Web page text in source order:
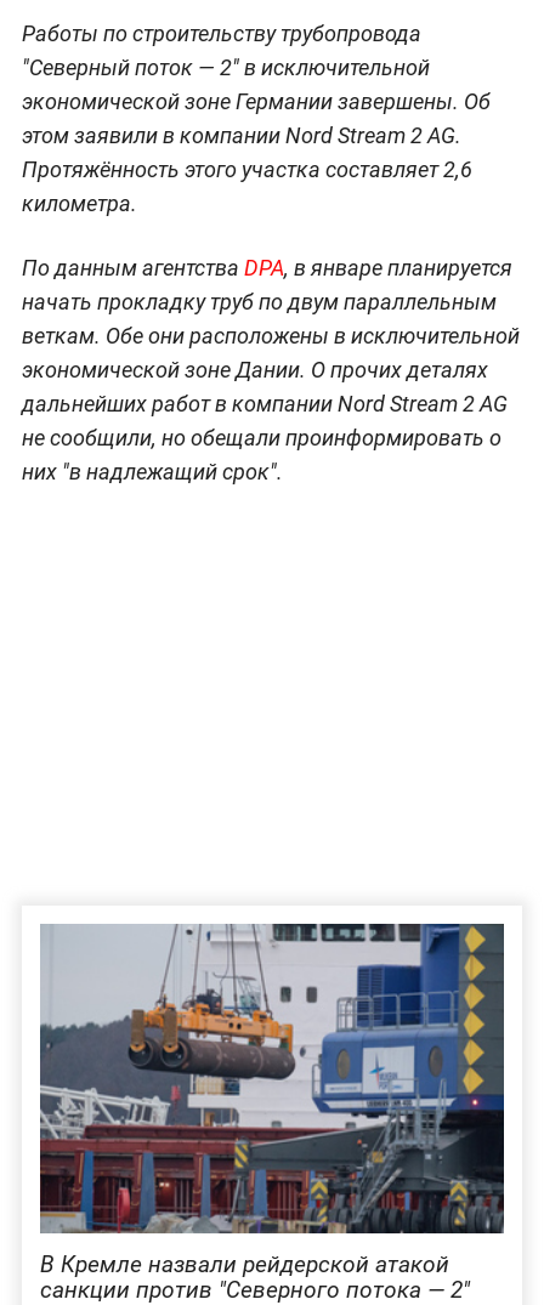
Работы по строительству трубопровода
"Северный поток — 2" в исключительной
экономической зоне Германии завершены. Об
этом заявили в компании Nord Stream 2 AG.
Протяжённость этого участка составляет 2,6
километра.
По данным агентства DPA, в январе планируется
начать прокладку труб по двум параллельным
веткам. Обе они расположены в исключительной
экономической зоне Дании. О прочих деталях
дальнейших работ в компании Nord Stream 2 AG
не сообщили, но обещали проинформировать о
них "в надлежащий срок".
В Кремле назвали рейдерской атакой
санкции против "Северного потока — 2"